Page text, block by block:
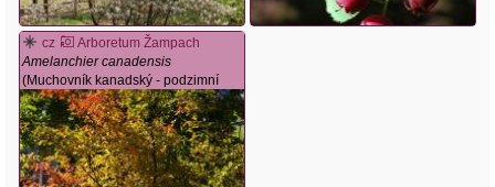
cz
Arboretum Žampach
Amelanchier canadensis
(Muchovník kanadský - podzimní
habitus)